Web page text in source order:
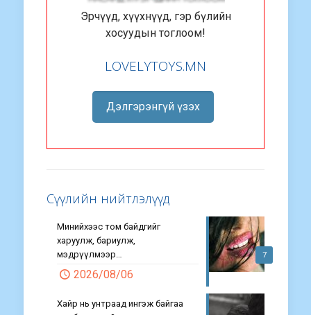
Эрчүүд, хүүхнүүд, гэр бүлийн
хосуудын тоглоом!
LOVELYTOYS.MN
Дэлгэрэнгүй үзэх
Сүүлийн нийтлэлүүд
7
Минийхээс том байдгийг
харуулж, бариулж,
мэдрүүлмээр…
2026/08/06
Хайр нь унтраад ингэж байгаа